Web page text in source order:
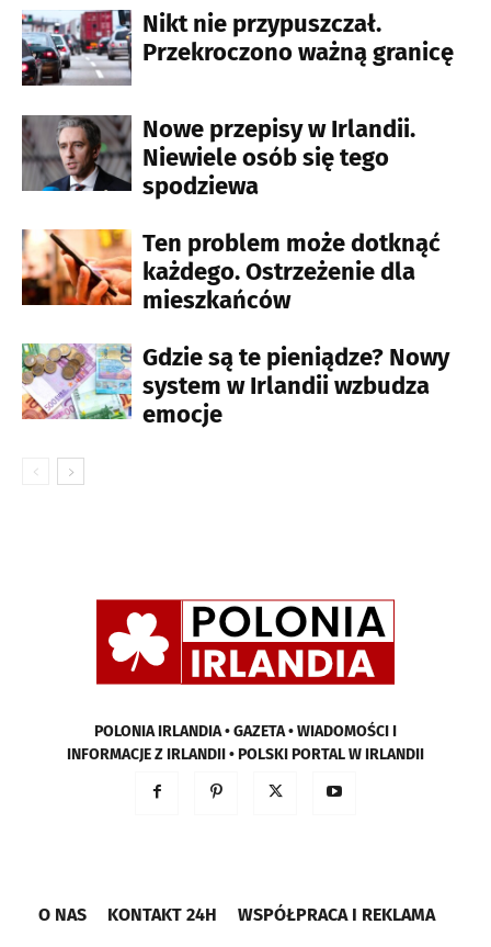
Nikt nie przypuszczał.
Przekroczono ważną granicę
Nowe przepisy w Irlandii.
Niewiele osób się tego
spodziewa
Ten problem może dotknąć
każdego. Ostrzeżenie dla
mieszkańców
Gdzie są te pieniądze? Nowy
system w Irlandii wzbudza
emocje
POLONIA IRLANDIA • GAZETA • WIADOMOŚCI I
INFORMACJE Z IRLANDII • POLSKI PORTAL W IRLANDII
O NAS KONTAKT 24H WSPÓŁPRACA I REKLAMA